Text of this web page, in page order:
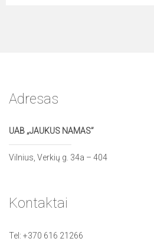
Adresas
UAB „JAUKUS NAMAS”
Vilnius, Verkių g. 34a – 404
Kontaktai
Tel: +370 616 21266